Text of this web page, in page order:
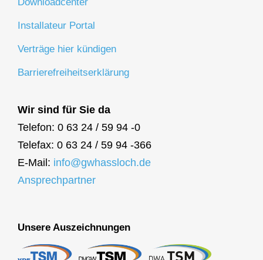
Installateur Portal
Verträge hier kündigen
Barrierefreiheitserklärung
Wir sind für Sie da
Telefon: 0 63 24 / 59 94 -0
Telefax: 0 63 24 / 59 94 -366
E-Mail: info@gwhassloch.de
Ansprechpartner
Unsere Auszeichnungen